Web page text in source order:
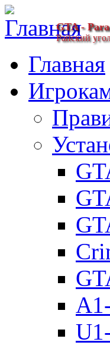
GTA -
Райский
Главная